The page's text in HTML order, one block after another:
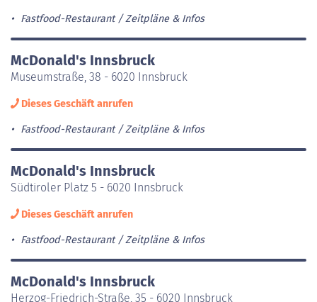
Fastfood-Restaurant Zeitpläne & Infos
McDonald's Innsbruck
Museumstraße, 38 - 6020 Innsbruck
Dieses Geschäft anrufen
Fastfood-Restaurant Zeitpläne & Infos
McDonald's Innsbruck
Südtiroler Platz 5 - 6020 Innsbruck
Dieses Geschäft anrufen
Fastfood-Restaurant Zeitpläne & Infos
McDonald's Innsbruck
Herzog-Friedrich-Straße, 35 - 6020 Innsbruck